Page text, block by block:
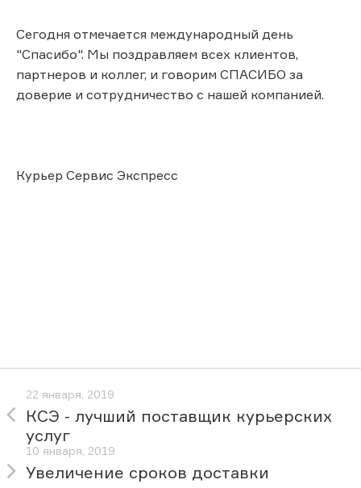
Сегодня отмечается международный день
"Спасибо". Мы поздравляем всех клиентов,
партнеров и коллег, и говорим СПАСИБО за
доверие и сотрудничество с нашей компанией.
Курьер Сервис Экспресс
22 января, 2019
КСЭ - лучший поставщик курьерских
услуг
10 января, 2019
Увеличение сроков доставки